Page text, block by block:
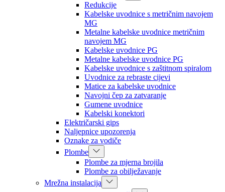
Redukcije
Kabelske uvodnice s metričnim navojem
MG
Metalne kabelske uvodnice metričnim
navojem MG
Kabelske uvodnice PG
Metalne kabelske uvodnice PG
Kabelske uvodnice s zaštitnom spiralom
Uvodnice za rebraste cijevi
Matice za kabelske uvodnice
Navojni čep za zatvaranje
Gumene uvodnice
Kabelski konektori
Električarski gips
Naljepnice upozorenja
Oznake za vodiče
Plombe
Plombe za mjerna brojila
Plombe za obilježavanje
Mrežna instalacija